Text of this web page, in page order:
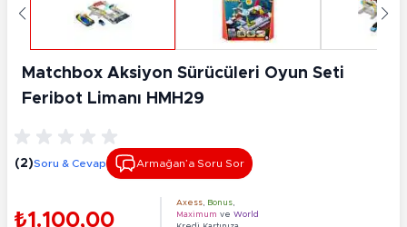
Matchbox Aksiyon Sürücüleri Oyun Seti
Feribot Limanı HMH29
(2)Soru & Cevap Armağan’a Soru Sor
₺1.100,00
Axess Bonus
Maximum ve World